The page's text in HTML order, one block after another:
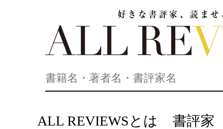
ALL REVIEWSとは
書評家